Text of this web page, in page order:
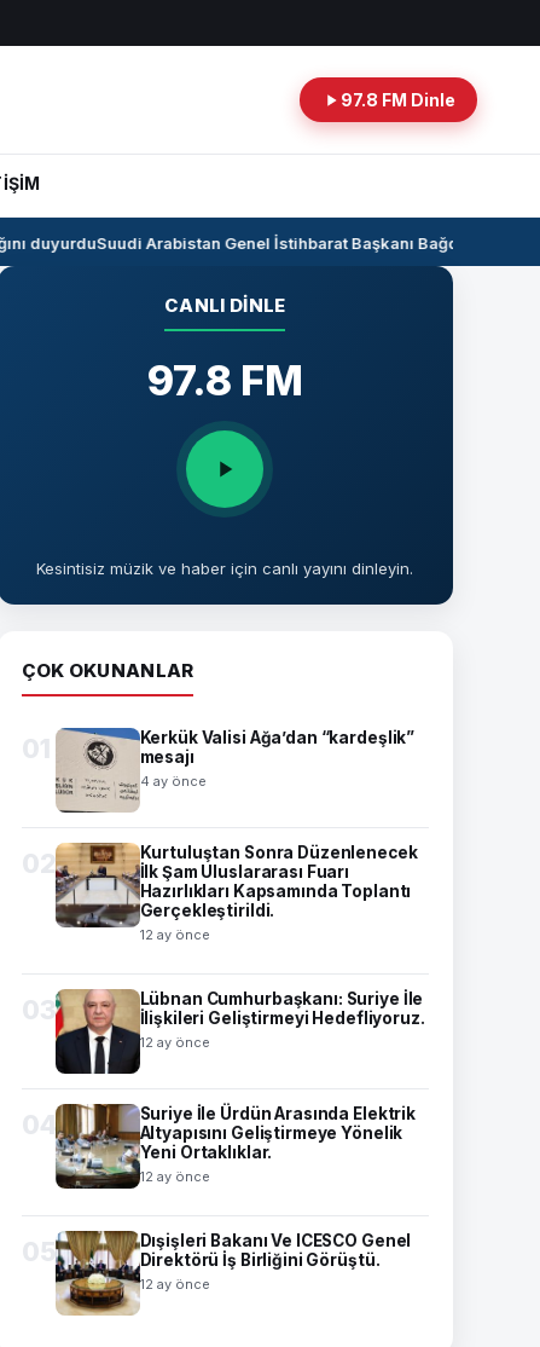
97.8 FM Dinle
duyurduSuudi Arabistan Genel İstihbarat Başkanı Bağdat’ta
CANLI DINLE
97.8 FM
Kesintisiz müzik ve haber için canlı yayını dinleyin.
ÇOK OKUNANLAR
01
Kerkük Valisi Ağa’dan “kardeşlik”
mesajı
4 ay önce
02
Kurtuluştan Sonra Düzenlenecek
İlk Şam Uluslararası Fuarı
Hazırlıkları Kapsamında Toplantı
Gerçekleştirildi.
12 ay önce
03
Lübnan Cumhurbaşkanı: Suriye İle
İlişkileri Geliştirmeyi Hedefliyoruz.
12 ay önce
04
Suriye İle Ürdün Arasında Elektrik
Altyapısını Geliştirmeye Yönelik
Yeni Ortaklıklar.
12 ay önce
05
Dışişleri Bakanı Ve ICESCO Genel
Direktörü İş Birliğini Görüştü.
12 ay önce